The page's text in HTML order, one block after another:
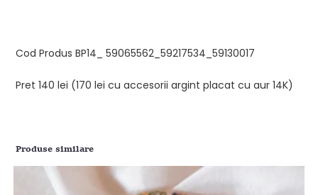
Cod Produs BP14_ 59065562_59217534_59130017
Pret 140 lei (170 lei cu accesorii argint placat cu aur 14K)
Produse similare